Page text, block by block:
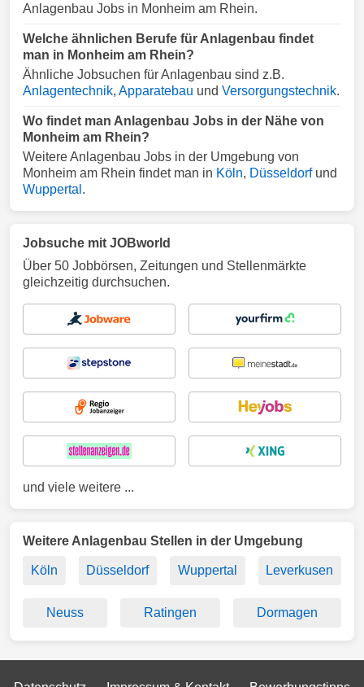
Anlagenbau Jobs in Monheim am Rhein.
Welche ähnlichen Berufe für Anlagenbau findet
man in Monheim am Rhein?
Ähnliche Jobsuchen für Anlagenbau sind z.B.
Anlagentechnik, Apparatebau und Versorgungstechnik.
Wo findet man Anlagenbau Jobs in der Nähe von
Monheim am Rhein?
Weitere Anlagenbau Jobs in der Umgebung von
Monheim am Rhein findet man in Köln, Düsseldorfund
Wuppertal .
Jobsuche mit JOBworld
Über 50 Jobbörsen, Zeitungen und Stellenmärkte
gleichzeitig durchsuchen.
und viele weitere ...
Weitere Anlagenbau Stellen in der Umgebung
Köln Düsseldorf Wuppertal Leverkusen
Neuss Ratingen Dormagen